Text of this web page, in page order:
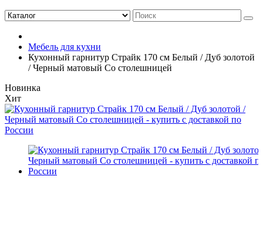
Мебель для кухни
Кухонный гарнитур Страйк 170 см Белый / Дуб золотой
/ Черный матовый Со столешницей
Новинка
Хит